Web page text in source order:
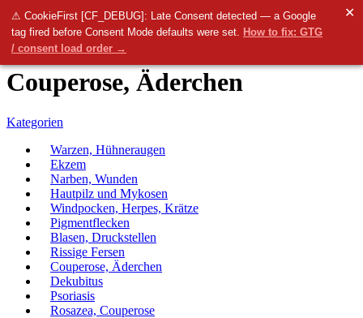
⚠ CookieFirst [CF_DEBUG]: Late Consent detected — a Google
tag fired before Consent Mode defaults were set. How to fix: GTG
/ consent load order →
✕
Menü
0 items 0.00
Couperose, Äderchen
Kategorien
Warzen, Hühneraugen
Ekzem
Narben, Wunden
Hautpilz und Mykosen
Windpocken, Herpes, Krätze
Pigmentflecken
Blasen, Druckstellen
Rissige Fersen
Couperose, Äderchen
Dekubitus
Psoriasis
Rosazea, Couperose